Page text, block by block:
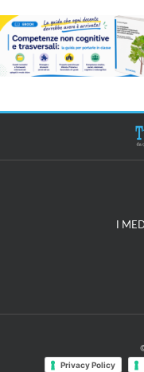
I
Privacy Policy